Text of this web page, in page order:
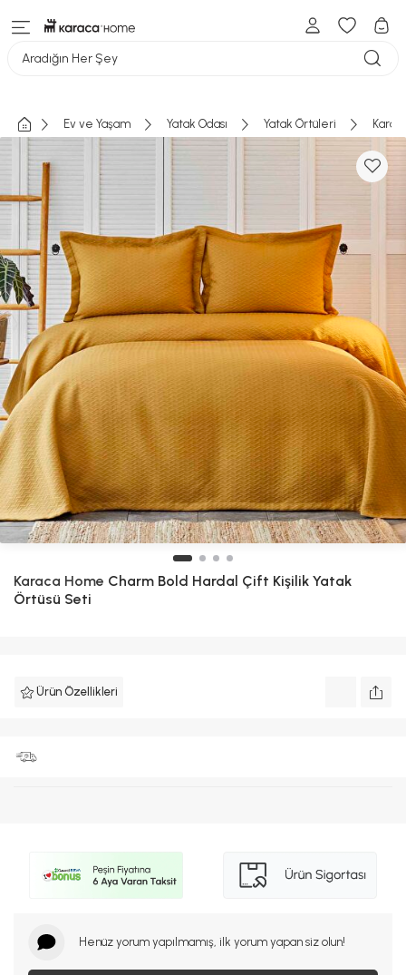
Aradığın Her Şey
Ev ve Yaşam Yatak Odası Yatak Örtüleri
Karaca Home Charm Bold Hardal Çift Kişilik Yatak
Örtüsü Seti
Ürün Özellikleri
Henüz yorum yapılmamış, ilk yorum yapan siz olun!